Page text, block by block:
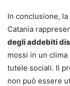
In conclusione,
Catania
degli addebiti
mossi in un
tutele sociali. Il
non può essere